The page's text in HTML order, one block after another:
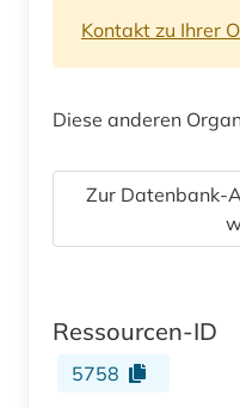
Kontakt zu Ihrer
Diese anderen
Zur Datenbank-
Ressourcen-ID
5758